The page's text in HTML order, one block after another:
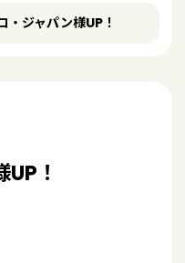
・ジャパン様UP！
！